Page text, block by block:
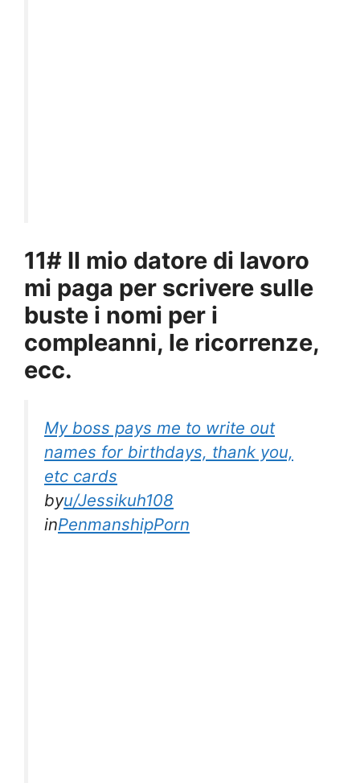
11# Il mio datore di lavoro
mi paga per scrivere sulle
buste i nomi per i
compleanni, le ricorrenze,
ecc.
My boss pays me to write out
names for birthdays, thank you,
etc cards
byu/Jessikuh108
inPenmanshipPorn